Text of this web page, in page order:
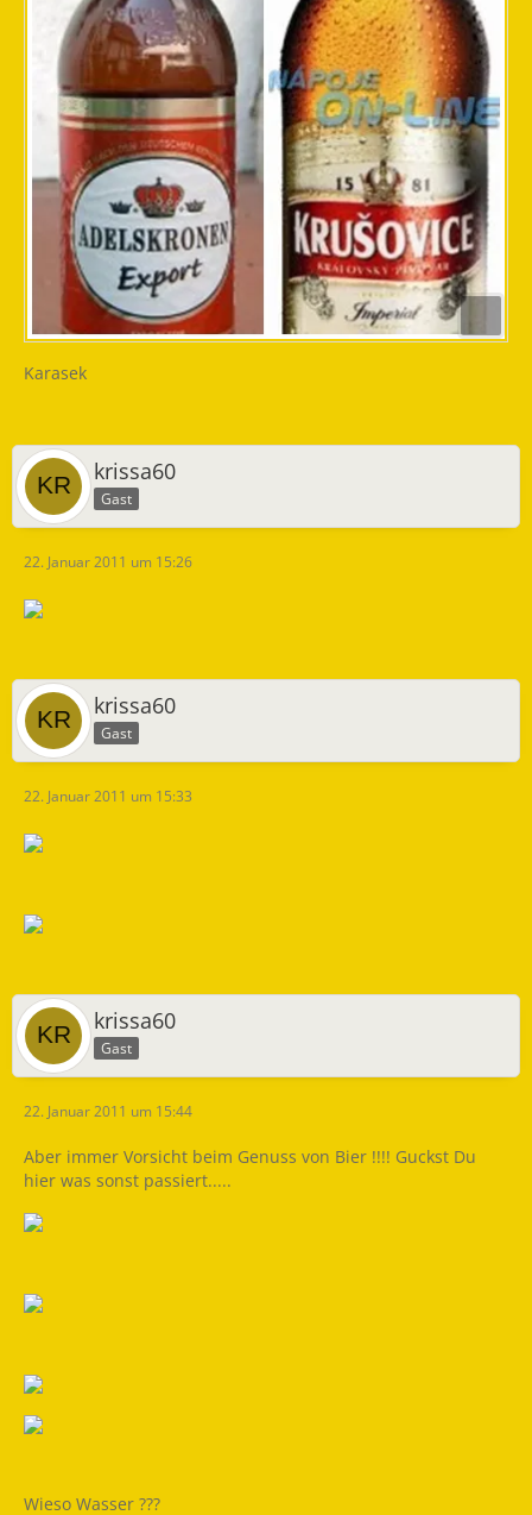
Karasek
krissa60
Gast
22. Januar 2011 um 15:26
krissa60
Gast
22. Januar 2011 um 15:33
krissa60
Gast
22. Januar 2011 um 15:44
Aber immer Vorsicht beim Genuss von Bier !!!! Guckst Du
hier was sonst passiert.....
Wieso Wasser ???